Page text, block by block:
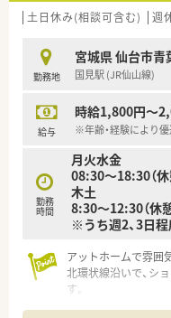
土日休み(相談可含む) 週
勤務地
宮城県 仙台市青
国見駅 (JR仙山線)
給与
時給1,800円～
※年齢・経験により優
勤務
時間
月火水金
08:30～18:30（休
木土
8:30～12:30（休
※うち週2、3日
アットホームで雰囲
北環状線沿いで、シ
す。